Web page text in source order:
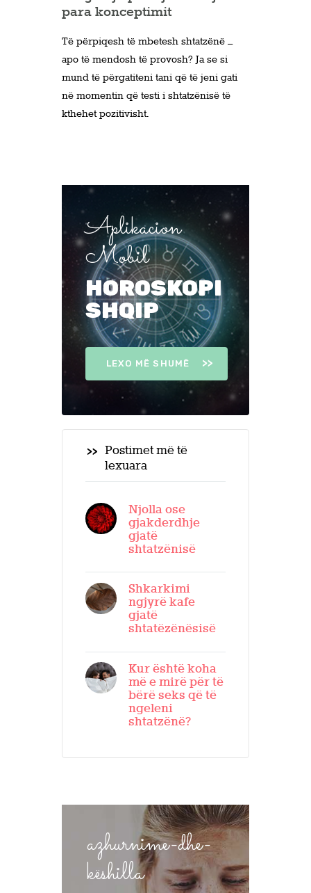
para konceptimit
Të përpiqesh të mbetesh shtatzënë –
apo të mendosh të provosh? Ja se si
mund të përgatiteni tani që të jeni gati
në momentin që testi i shtatzënisë të
kthehet pozitivisht.
Aplikacion
Mobil
HOROSKOPI
SHQIP
LEXO MË SHUMË
Postimet më të
lexuara
Njolla ose
gjakderdhje
gjatë
shtatzënisë
Shkarkimi
ngjyrë kafe
gjatë
shtatëzënësisë
Kur është koha
më e mirë për të
bërë seks që të
ngeleni
shtatzënë?
azhurnime-dhe-
këshilla